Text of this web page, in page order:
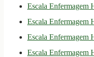
Escala Enfermagem
Escala Enfermagem
Escala Enfermagem
Escala Enfermagem